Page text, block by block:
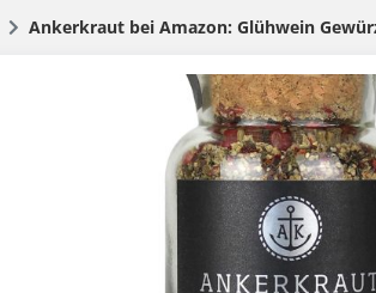
Ankerkraut bei Amazon: Glühwein